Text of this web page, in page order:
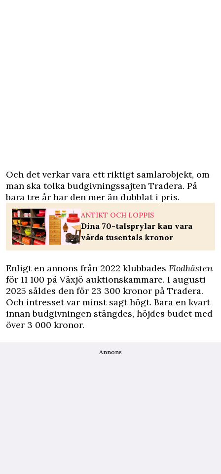
Och det verkar vara ett riktigt samlarobjekt, om
man ska tolka budgivningssajten Tradera. På
bara tre år har den mer än dubblat i pris.
ANTIKT OCH LOPPIS
Dina 70-talsprylar kan vara
värda tusentals kronor
Enligt en annons från 2022 klubbades Flodhästen
för 11 100 på Växjö auktionskammare. I augusti
2025 såldes den för 23 300 kronor på Tradera.
Och intresset var minst sagt högt. Bara en kvart
innan budgivningen stängdes, höjdes budet med
över 3 000 kronor.
Annons